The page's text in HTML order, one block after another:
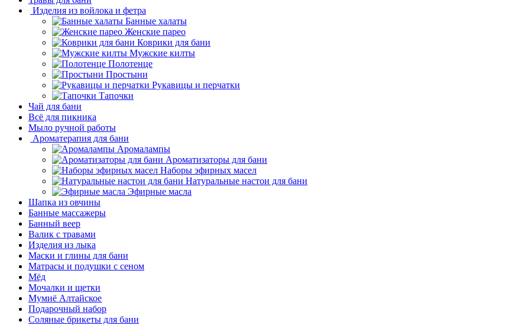
Изделия из войлока и фетра
Банные халаты
Женские парео
Коврики для бани
Мужские килты
Полотенце
Простыни
Рукавицы и перчатки
Тапочки
Чай для бани
Всё для пикника
Мыло ручной работы
Ароматерапия для бани
Аромалампы
Ароматизаторы для бани
Наборы эфирных масел
Натуральные настои для бани
Эфирные масла
Шапка из овчины
Банные массажеры
Банный веер
Валик с травами
Изделия из лыка
Маски и глины для бани
Матрасы и подушки с сеном
Мёд
Мочалки и щетки
Мумиё Алтайское
Подарочный набор
Соляные брикеты для бани